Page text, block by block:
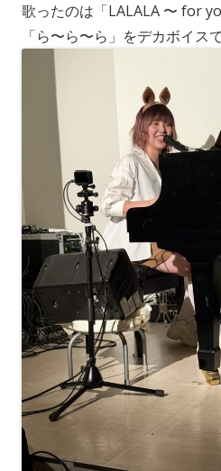
歌ったのは「LALALA 〜 for
「ら〜ら〜ら」をデカボイス